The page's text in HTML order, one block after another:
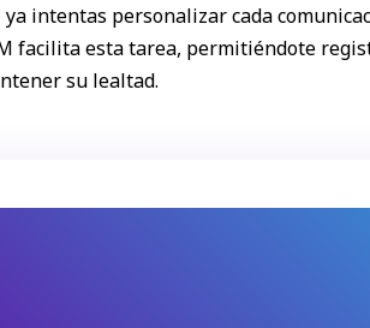
ya intentas personalizar cada
facilita esta tarea, permitiéndote
su lealtad.